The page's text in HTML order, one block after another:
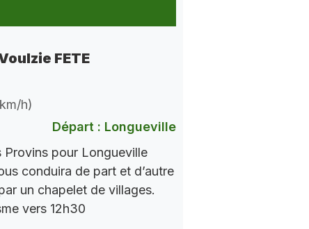
FETE
h)
Départ : Longueville
Provins pour Longueville
conduira de part et d’autre
un chapelet de villages.
vers 12h30